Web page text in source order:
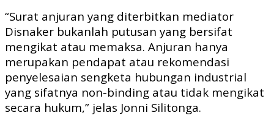
“Surat anjuran yang diterbitkan mediator
Disnaker bukanlah putusan yang bersifat
mengikat atau memaksa. Anjuran hanya
merupakan pendapat atau rekomendasi
penyelesaian sengketa hubungan industrial
yang sifatnya non-binding atau tidak mengikat
secara hukum,” jelas Jonni Silitonga.